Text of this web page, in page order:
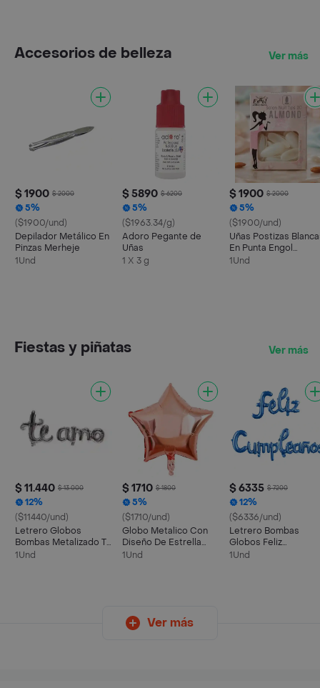
Accesorios de belleza Ver más
$ 1900 $ 2000
5%
($1900/und)
Depilador Metálico En
Pinzas Merheje
1Und
$ 5890 $ 6200
5%
($1963.34/g)
Adoro Pegante de
Uñas
1 X 3 g
$ 1900 $ 2000
5%
($1900/und)
Uñas Postizas
En Punta Engol
Mujer dama
1Und
Fiestas y piñatas Ver más
$ 11.440 $ 13.000
12%
($11440/und)
Letrero Globos
Bombas Metalizado Te
Amo Plateado
1Und
$ 1710 $ 1800
5%
($1710/und)
Globo Metalico Con
Diseño De Estrella
Oro Rosa
1Und
$ 6335 $ 7200
12%
($6336/und)
Letrero Bombas
Globos Feliz
Cumpleaños Cursivo
1Und
Ver más